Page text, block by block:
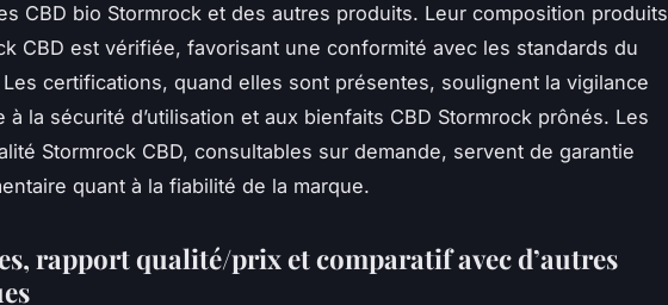
CBD bio Stormrock et des autres produits. Leur composition produits
CBD est vérifiée, favorisant une conformité avec les standards du
certifications, quand elles sont présentes, soulignent la vigilance
à la sécurité d’utilisation et aux bienfaits CBD Stormrock prônés. Les
Stormrock CBD, consultables sur demande, servent de garantie
quant à la fiabilité de la marque.
rapport qualité/prix et comparatif avec d’autres